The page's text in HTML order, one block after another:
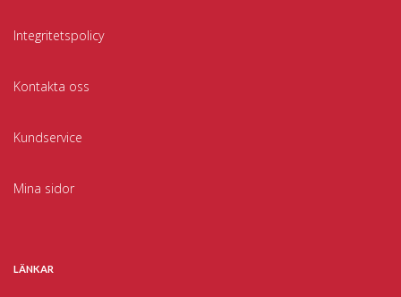
Integritetspolicy
Kontakta oss
Kundservice
Mina sidor
LÄNKAR